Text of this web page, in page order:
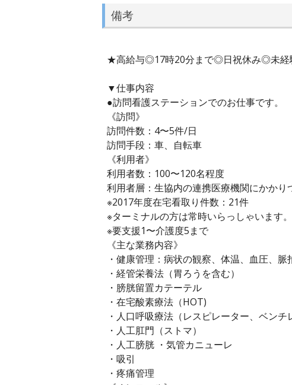
備考
★高給与◎17時20分まで◎日祝休み◎未経
▼仕事内容
●訪問看護ステーションでのお仕事です。
《訪問》
訪問件数：4〜5件/日
訪問手段：車、自転車
《利用者》
利用者数：100〜120名程度
利用者層：生協内の連携医療機関にかかり
※2017年度在宅看取り件数：21件
※ターミナルの方は常時いらっしゃいます。
※要支援1〜介護度5まで
《主な業務内容》
・健康管理：病状の観察、体温、血圧、脈
・経管栄養法（胃ろうを含む）
・膀胱留置カテーテル
・在宅酸素療法（HOT)
・人口呼吸療法（レスピレーター、ベンチ
・人工肛門（ストマ）
・人工膀胱 ・気管カニューレ
・吸引
・疼痛管理